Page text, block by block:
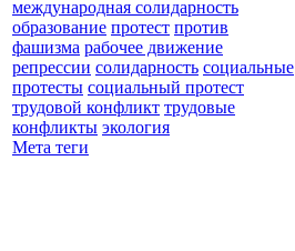
международная солидарность
образование протест против
фашизма рабочее движение
репрессии солидарность социальные
протесты социальный протест
трудовой конфликт трудовые
конфликты экология
Мета теги